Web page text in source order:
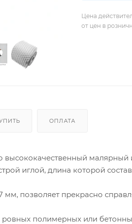
Цена
от цен в
ОПЛАТА
высококачественный
иглой, длина которой
позволяет прекрасно
полимерных или